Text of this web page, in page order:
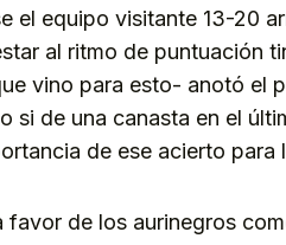
el equipo visitante 13-20
al ritmo de puntuación
vino para esto- anotó el
si de una canasta en el
de ese acierto para
favor de los aurinegros